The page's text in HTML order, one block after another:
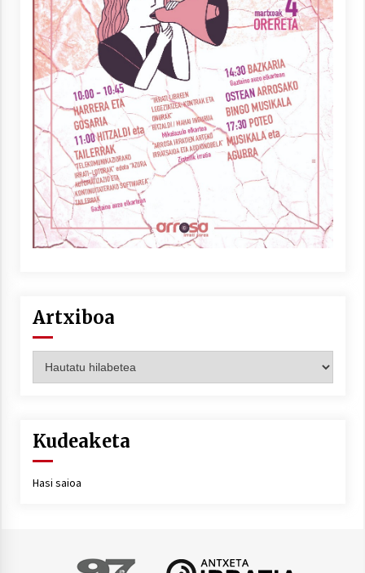
Arrosari buruzko erreportaia
2021/07/16
Berria egunkarian elkarrizketa
Arrosaren 20 urteez
2021/07/06
EHZtik
Artxiboa
Kudeaketa
Hasi saioa